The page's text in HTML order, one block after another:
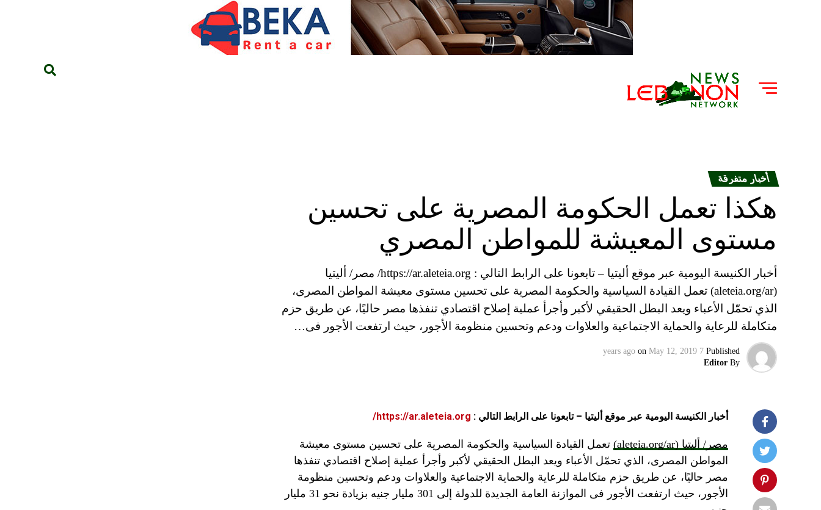
أخبار متفرقة
هكذا تعمل الحكومة المصرية على تحسين
مستوى المعيشة للمواطن المصري
أخبار الكنيسة اليومية عبر موقع أليتيا – تابعونا على الرابط التالي : https://ar.aleteia.org/ مصر/ أليتيا
(aleteia.org/ar) تعمل القيادة السياسية والحكومة المصرية على تحسين مستوى معيشة المواطن المصرى،
الذي تحمّل الأعباء ويعد البطل الحقيقي لأكبر وأجرأ عملية إصلاح اقتصادي تنفذها مصر حاليًا، عن طريق حزم
متكاملة للرعاية والحماية الاجتماعية والعلاوات ودعم وتحسين منظومة الأجور، حيث ارتفعت الأجور فى…
Published
7 years ago
on May 12, 2019
By
Editor
أخبار الكنيسة اليومية عبر موقع أليتيا – تابعونا على الرابط التالي : https://ar.aleteia.org/
مصر/ أليتيا (aleteia.org/ar)
تعمل القيادة السياسية والحكومة المصرية على تحسين مستوى معيشة
المواطن المصرى، الذي تحمّل الأعباء ويعد البطل الحقيقي لأكبر وأجرأ عملية إصلاح اقتصادي تنفذها
مصر حاليًا، عن طريق حزم متكاملة للرعاية والحماية الاجتماعية والعلاوات ودعم وتحسين منظومة
الأجور، حيث ارتفعت الأجور فى الموازنة العامة الجديدة للدولة إلى 301 مليار جنيه بزيادة نحو 31 مليار